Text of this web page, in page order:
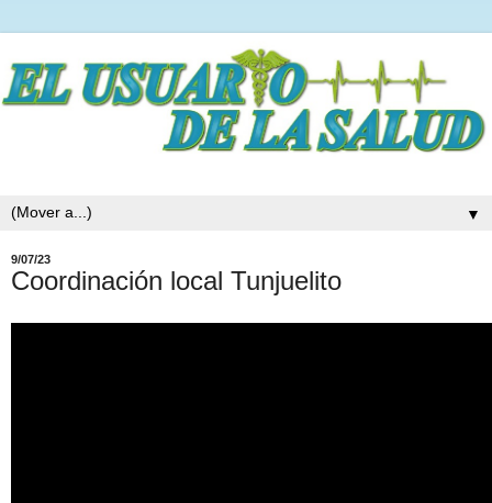
▼
9/07/23
Coordinación local Tunjuelito